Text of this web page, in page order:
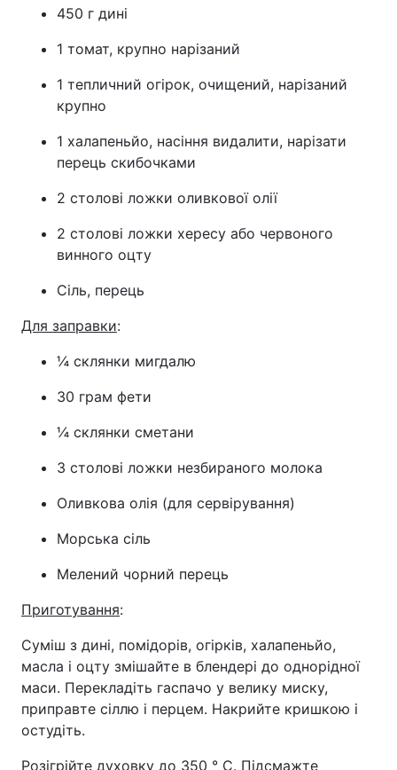
450 г дині
1 томат, крупно нарізаний
1 тепличний огірок, очищений, нарізаний
крупно
1 халапеньйо, насіння видалити, нарізати
перець скибочками
2 столові ложки оливкової олії
2 столові ложки хересу або червоного
винного оцту
Сіль, перець
Для заправки:
¼ склянки мигдалю
30 грам фети
¼ склянки сметани
3 столові ложки незбираного молока
Оливкова олія (для сервірування)
Морська сіль
Мелений чорний перець
Приготування:
Суміш з дині, помідорів, огірків, халапеньйо,
масла і оцту змішайте в блендері до однорідної
маси. Перекладіть гаспачо у велику миску,
приправте сіллю і перцем. Накрийте кришкою і
остудіть.
Розігрійте духовку до 350 ° C. Підсмажте